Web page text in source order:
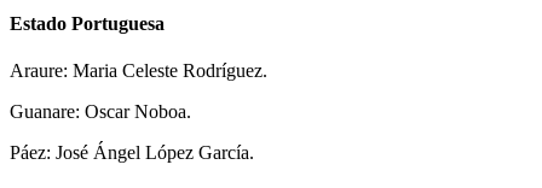
Estado Portuguesa
Araure: Maria Celeste Rodríguez.
Guanare: Oscar Noboa.
Páez: José Ángel López García.